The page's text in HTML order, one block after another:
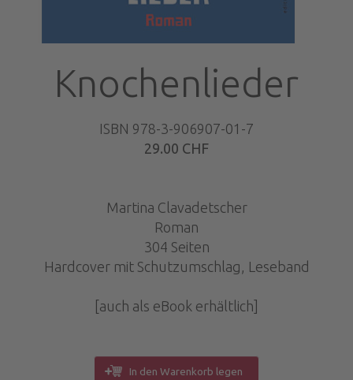
Knochenlieder
ISBN 978-3-906907-01-7
29.00 CHF
Martina Clavadetscher
Roman
304 Seiten
Hardcover mit Schutzumschlag, Leseband
[auch als eBook erhältlich]
In den Warenkorb legen